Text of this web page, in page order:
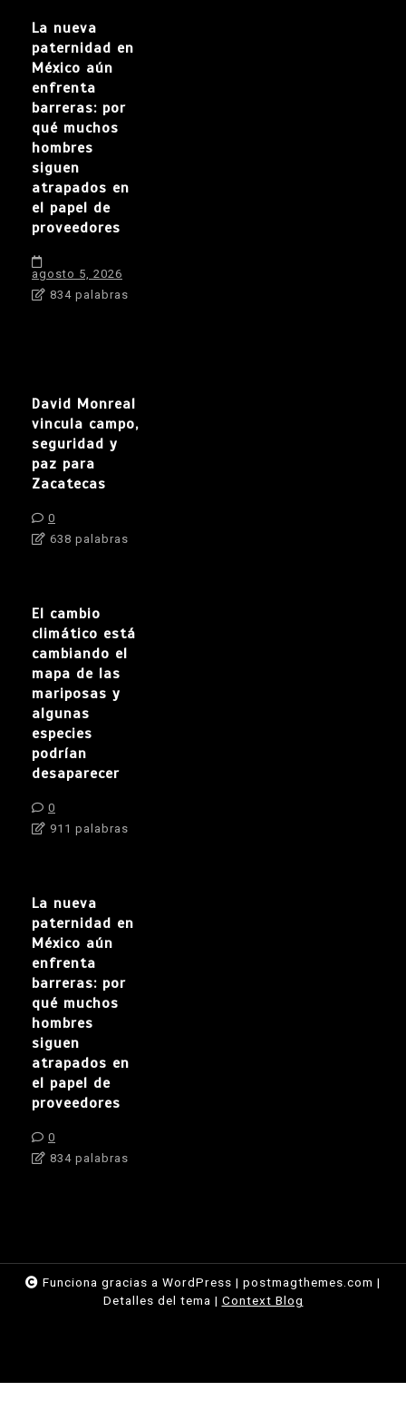
La nueva
paternidad en
México aún
enfrenta
barreras: por
qué muchos
hombres
siguen
atrapados en
el papel de
proveedores
agosto 5, 2026
834 palabras
David Monreal
vincula campo,
seguridad y
paz para
Zacatecas
0
638 palabras
El cambio
climático está
cambiando el
mapa de las
mariposas y
algunas
especies
podrían
desaparecer
0
911 palabras
La nueva
paternidad en
México aún
enfrenta
barreras: por
qué muchos
hombres
siguen
atrapados en
el papel de
proveedores
0
834 palabras
Funciona gracias a WordPress | postmagthemes.com |
Detalles del tema | Context Blog